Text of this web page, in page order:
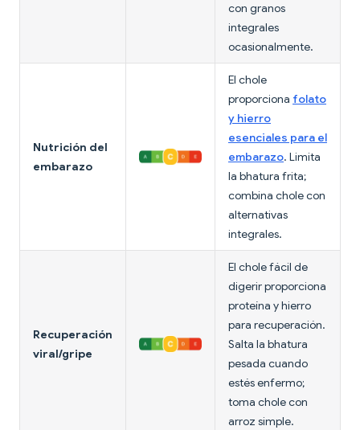
con granos
integrales
ocasionalmente.
Nutrición del
embarazo
El chole
proporciona folato
y hierro
esenciales para el
embarazo. Limita
la bhatura frita;
combina chole con
alternativas
integrales.
Recuperación
viral/gripe
El chole fácil de
digerir proporciona
proteína y hierro
para recuperación.
Salta la bhatura
pesada cuando
estés enfermo;
toma chole con
arroz simple.